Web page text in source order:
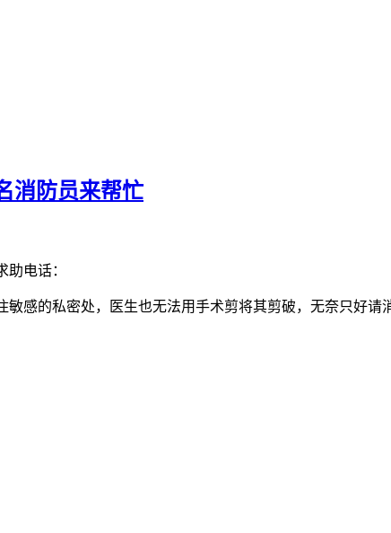
消防员来帮忙
电话：
感的私密处，医生也无法用手术剪将其剪破，无奈只好请